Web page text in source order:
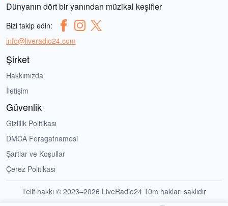
Dünyanın dört bir yanından müzikal keşifler
Bizi takip edin:
info@liveradio24.com
Şirket
Hakkımızda
İletişim
Güvenlik
Gizlilik Politikası
DMCA Feragatnamesi
Şartlar ve Koşullar
Çerez Politikası
Telif hakkı © 2023–2026 LiveRadio24 Tüm hakları saklıdır